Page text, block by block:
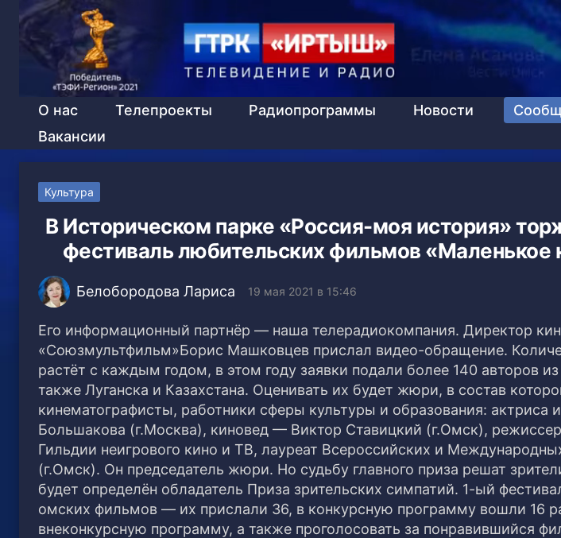
О нас Телепроекты Радиопрограммы Новости
Вакансии
Культура
В Историческом парке «Россия-моя история»
фестиваль любительских фильмов «Маленькое
Белобородова Лариса 19 мая 2021 в 15:46
Его информационный партнёр — наша телерадиокомпания. Директор
«Союзмультфильм»Борис Машковцев прислал видео-обращение.
растёт с каждым годом, в этом году заявки подали более 140 авторов
также Луганска и Казахстана. Оценивать их будет жюри, в состав
кинематографисты, работники сферы культуры и образования: актриса
Большакова (г.Москва), киновед — Виктор Ставицкий (г.Омск),
Гильдии неигрового кино и ТВ, лауреат Всероссийских и
(г.Омск). Он председатель жюри. Но судьбу главного приза решат
будет определён обладатель Приза зрительских симпатий. 1-ый
омских фильмов — их прислали 36, в конкурсную программу вошли 16
внеконкурсную программу, а также проголосовать за понравившийся